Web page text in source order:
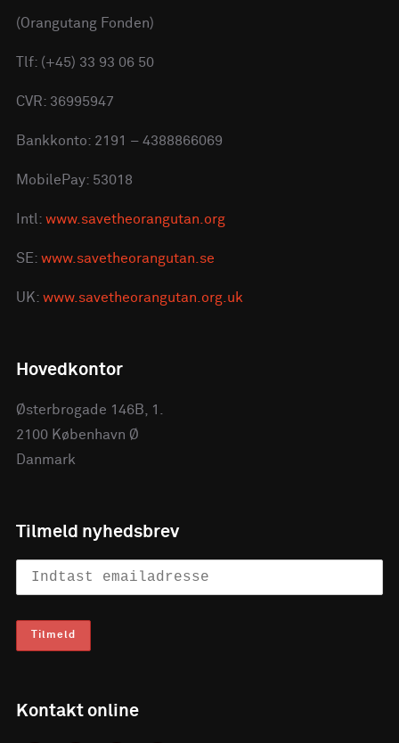
(Orangutang Fonden)
Tlf: (+45) 33 93 06 50
CVR: 36995947
Bankkonto: 2191 – 4388866069
MobilePay: 53018
Intl: www.savetheorangutan.org
SE: www.savetheorangutan.se
UK: www.savetheorangutan.org.uk
Hovedkontor
Østerbrogade 146B, 1.
2100 København Ø
Danmark
Tilmeld nyhedsbrev
Kontakt online